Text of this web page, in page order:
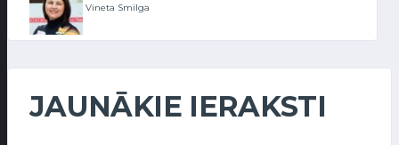
Vineta Smilga
JAUNĀKIE IERAKSTI